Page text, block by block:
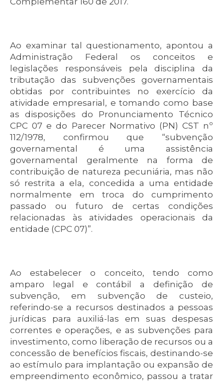
Ao examinar tal questionamento, apontou a
Administração Federal os conceitos e
legislações responsáveis pela disciplina da
tributação das subvenções governamentais
obtidas por contribuintes no exercício da
atividade empresarial, e tomando como base
as disposições do Pronunciamento Técnico
CPC 07 e do Parecer Normativo (PN) CST nº
112/1978, confirmou que “subvenção
governamental é uma assistência
governamental geralmente na forma de
contribuição de natureza pecuniária, mas não
só restrita a ela, concedida a uma entidade
normalmente em troca do cumprimento
passado ou futuro de certas condições
relacionadas às atividades operacionais da
entidade (CPC 07)”.
Ao estabelecer o conceito, tendo como
amparo legal e contábil a definição de
subvenção, em subvenção de custeio,
referindo-se a recursos destinados a pessoas
jurídicas para auxiliá-las em suas despesas
correntes e operações, e as subvenções para
investimento, como liberação de recursos ou a
concessão de benefícios fiscais, destinando-se
ao estímulo para implantação ou expansão de
empreendimento econômico, passou a tratar